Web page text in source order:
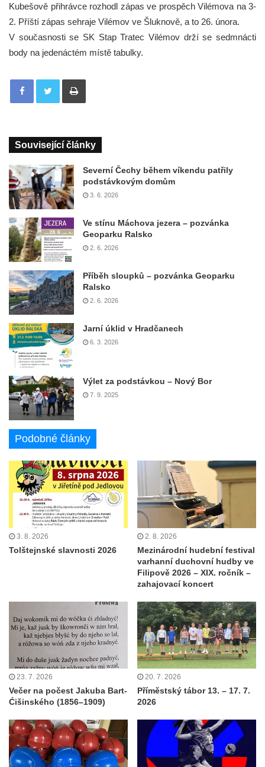
Kubešově přihrávce rozhodl zápas ve prospěch Vilémova na 3-
2. Příští zápas sehraje Vilémov ve Šluknově, a to 26. února.
V současnosti se SK Stap Tratec Vilémov drží se sedmnácti
body na jedenáctém místě tabulky.
Tisknout
Související články
Severní Čechy během víkendu patřily
podstávkovým domům
3. 6. 2026
Ve stínu Máchova jezera – pozvánka
Geoparku Ralsko
2. 6. 2026
Příběh sloupků – pozvánka Geoparku
Ralsko
2. 6. 2026
Jarní úklid v Hradčanech
6. 3. 2026
Výlet za podstávkou – Nový Bor
7. 9. 2025
Podobné články
3. 8. 2026
Tolštejnské slavnosti 2026
2. 8. 2026
Mezinárodní hudební festival
varhanní duchovní hudby ve
Filipově 2026 – XIX. ročník –
zahajovací koncert
23. 7. 2026
Večer na počest Jakuba Bart-
Ćišinského (1856–1909)
20. 7. 2026
Příměstský tábor 13. – 17. 7.
2026